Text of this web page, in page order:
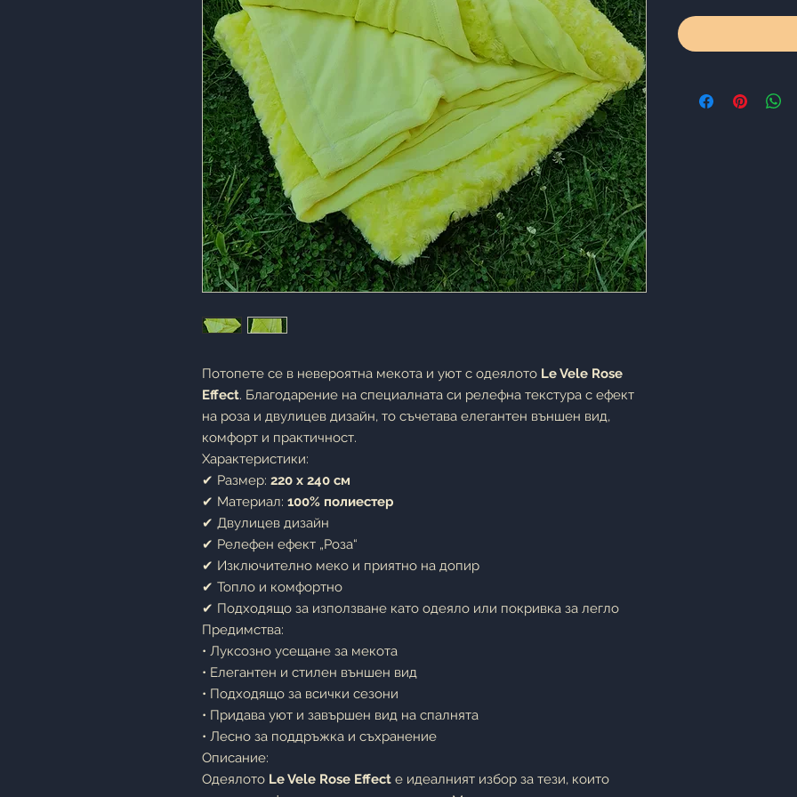
Потопете се в невероятна мекота и уют с одеялото Le Vele Rose
Effect. Благодарение на специалната си релефна текстура с ефект
на роза и двулицев дизайн, то съчетава елегантен външен вид,
комфорт и практичност.
Характеристики:
✔ Размер: 220 x 240 см
✔ Материал: 100% полиестер
✔ Двулицев дизайн
✔ Релефен ефект „Роза“
✔ Изключително меко и приятно на допир
✔ Топло и комфортно
✔ Подходящо за използване като одеяло или покривка за легло
Предимства:
• Луксозно усещане за мекота
• Елегантен и стилен външен вид
• Подходящо за всички сезони
• Придава уют и завършен вид на спалнята
• Лесно за поддръжка и съхранение
Описание:
Одеялото Le Vele Rose Effect е идеалният избор за тези, които